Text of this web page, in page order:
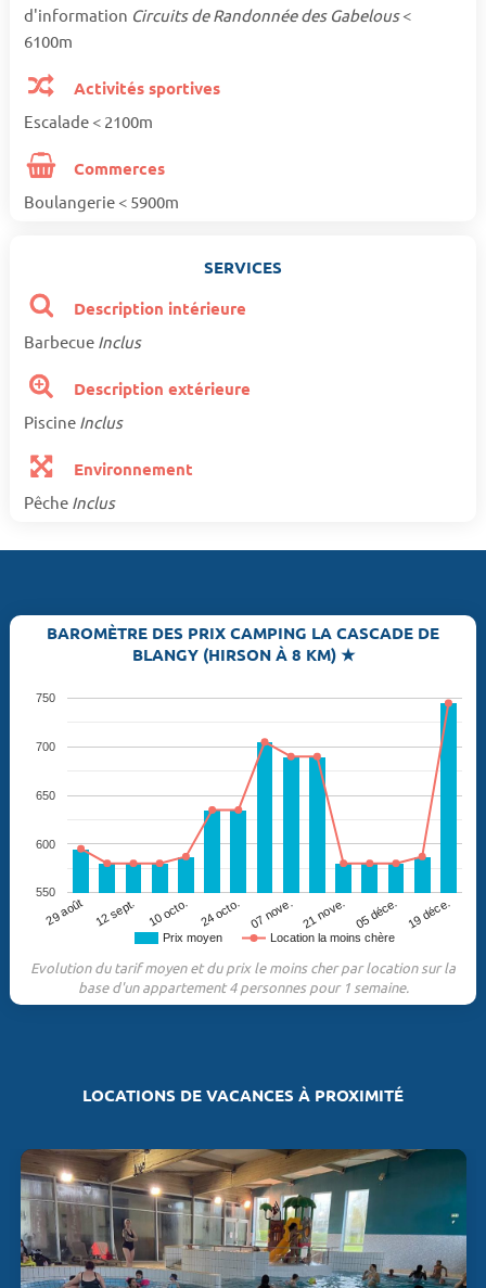
d'information Circuits de Randonnée des Gabelous<
6100m
Activités sportives
Escalade < 2100m
Commerces
Boulangerie < 5900m
SERVICES
Description intérieure
Barbecue Inclus
Description extérieure
Piscine Inclus
Environnement
Pêche Inclus
BAROMÈTRE DES PRIX CAMPING LA CASCADE DE
BLANGY (HIRSON À 8 KM) ★
Prix moyen Location la moins chère
29 août 12 sept. 10 octo. 24 octo. 07 nove. 21 nove. 05 déce. 19 déce.
550
600
650
700
750
Evolution du tarif moyen et du prix le moins cher par location sur la
base d'un appartement 4 personnes pour 1 semaine.
LOCATIONS DE VACANCES À PROXIMITÉ